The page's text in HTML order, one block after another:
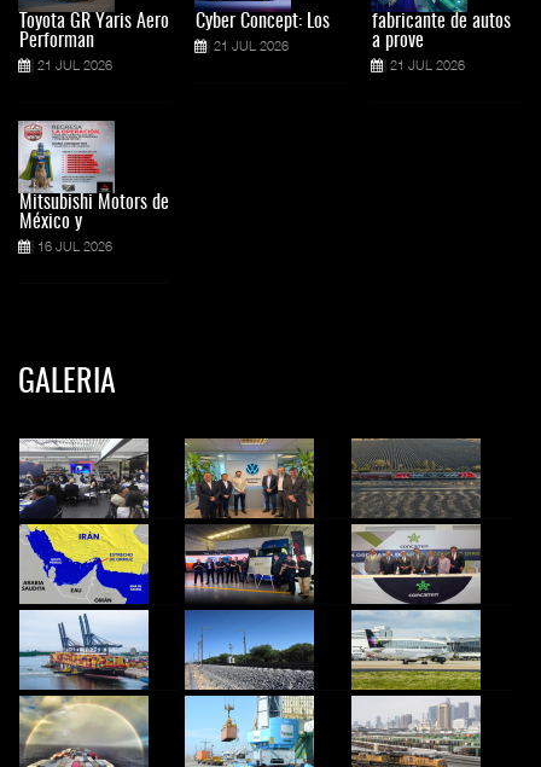
Toyota GR Yaris Aero
Performan
21 JUL 2026
Mitsubishi Motors de
México y
16 JUL 2026
Cyber Concept: Los
21 JUL 2026
fabricante de autos
a prove
21 JUL 2026
GALERIA